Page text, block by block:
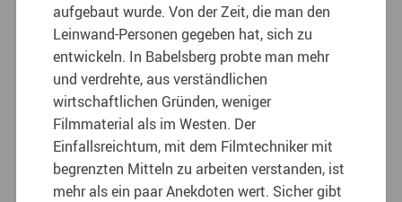
aufgebaut wurde. Von der Zeit, die man den
Leinwand-Personen gegeben hat, sich zu
entwickeln. In Babelsberg probte man mehr
und verdrehte, aus verständlichen
wirtschaftlichen Gründen, weniger
Filmmaterial als im Westen. Der
Einfallsreichtum, mit dem Filmtechniker mit
begrenzten Mitteln zu arbeiten verstanden, ist
mehr als ein paar Anekdoten wert. Sicher gibt